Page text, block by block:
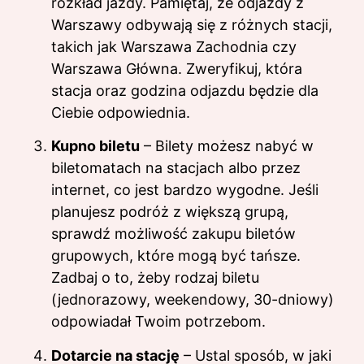
Warszawy odbywają się z różnych stacji,
takich jak Warszawa Zachodnia czy
Warszawa Główna. Zweryfikuj, która
stacja oraz godzina odjazdu będzie dla
Ciebie odpowiednia.
Kupno biletu – Bilety możesz nabyć w
biletomatach na stacjach albo przez
internet, co jest bardzo wygodne. Jeśli
planujesz podróż z większą grupą,
sprawdź możliwość zakupu biletów
grupowych, które mogą być tańsze.
Zadbaj o to, żeby rodzaj biletu
(jednorazowy, weekendowy, 30-dniowy)
odpowiadał Twoim potrzebom.
Dotarcie na stację – Ustal sposób, w jaki